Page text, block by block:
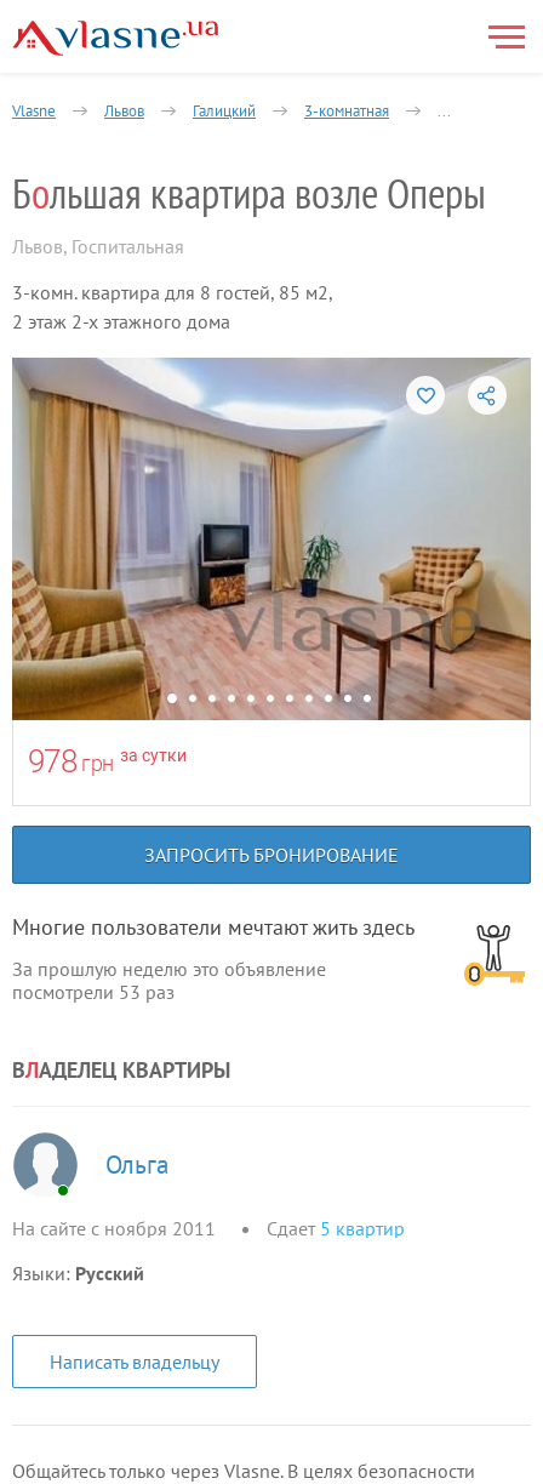
Vlasne Львов Галицкий 3-комнатная Госпитальная
Большая квартира возле Оперы
Львов, Госпитальная
3-комн. квартира для 8 гостей, 85 м2,
2 этаж 2-х этажного дома
978 грн за сутки
ЗАПРОСИТЬ БРОНИРОВАНИЕ
Многие пользователи мечтают жить здесь
За прошлую неделю это объявление
посмотрели 53 раз
ВЛАДЕЛЕЦ КВАРТИРЫ
Ольга
На сайте с ноября 2011 Сдает 5 квартир
Языки: Русский
Написать владельцу
Общайтесь только через Vlasne. В целях безопасности